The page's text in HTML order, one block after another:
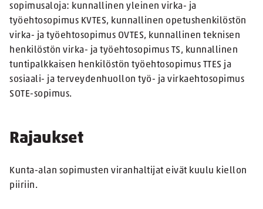
sopimusaloja: kunnallinen yleinen virka- ja
työehtosopimus KVTES, kunnallinen opetushenkilöstön
virka- ja työehtosopimus OVTES, kunnallinen teknisen
henkilöstön virka- ja työehtosopimus TS, kunnallinen
tuntipalkkaisen henkilöstön työehtosopimus TTES ja
sosiaali- ja terveydenhuollon työ- ja virkaehtosopimus
SOTE-sopimus.
Rajaukset
Kunta-alan sopimusten viranhaltijat eivät kuulu kiellon
piiriin.